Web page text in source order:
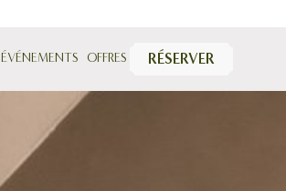
OFFRES RÉSERVER